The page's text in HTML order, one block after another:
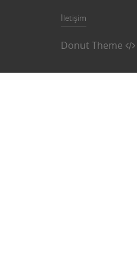
İletişim
Donut Theme